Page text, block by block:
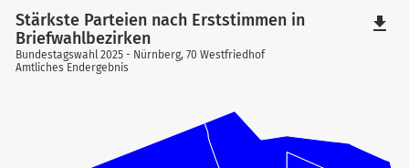
Stärkste Parteien nach Erststimmen in
Briefwahlbezirken
Bundestagswahl 2025 - Nürnberg, 70 Westfriedhof
Amtliches Endergebnis
file_download